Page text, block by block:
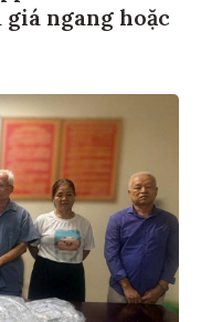
giá ngang hoặc